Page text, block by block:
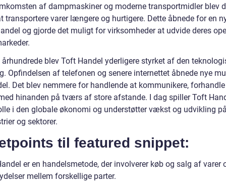
af dampmaskiner og moderne transportmidler blev
transportere varer længere og hurtigere. Dette åbnede for en
og gjorde det muligt for virksomheder at udvide deres
århundrede blev Toft Handel yderligere styrket af den
Opfindelsen af telefonen og senere internettet åbnede nye
Det blev nemmere for handlende at kommunikere,
hinanden på tværs af store afstande. I dag spiller Toft
i den globale økonomi og understøtter vækst og udvikling
og sektorer.
til featured snippet:
er en handelsmetode, der involverer køb og salg af varer
mellem forskellige parter.